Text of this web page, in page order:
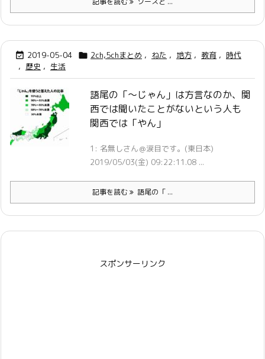
 2019-05-04  2ch,5chまとめ , ねた , 地方 , 教育 , 時代
, 歴史 , 生活
語尾の「～じゃん」は方言なのか、関
西では聞いたことがないという人も
関西では「やん」
1: 名無しさん＠涙目です。(東日本)
2019/05/03(金) 09:22:11.08 ...
記事を読む 語尾の「 ...
スポンサーリンク